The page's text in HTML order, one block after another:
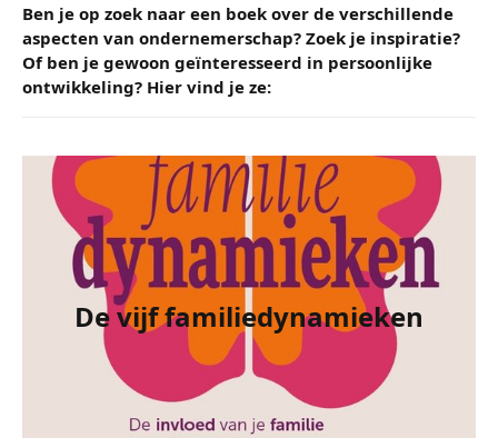
Ben je op zoek naar een boek over de verschillende
aspecten van ondernemerschap? Zoek je inspiratie?
Of ben je gewoon geïnteresseerd in persoonlijke
ontwikkeling? Hier vind je ze:
De vijf familiedynamieken
De vijf familiedynamieken
Welke invloed hebben jouw familie en
opvoeders op wie je nu bent? En welke
eventuele problemen komen uit je familie en
wat zijn de bijbehorende oplossingen? Dat is de
kern van De Vijf Familiedynamieken, het eerste
boek van psycholoog en neurosocioloog Ellen
Botman PhD. Zij is ook mede-eigenaar van
Happy Brain Clinics in Naarden.
Onvergelijkbaar